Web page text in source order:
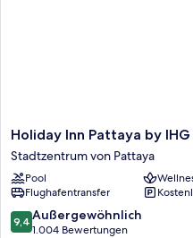
Holiday
Inn
Pattaya
by
IHG
Stadtzentrum
von
Holiday Inn Pattaya by IHG
Stadtzentrum von Pattaya
Pool
Flughafentransfer
9.4
von
9,4 Außergewöhnlich
1.004 Bewertungen